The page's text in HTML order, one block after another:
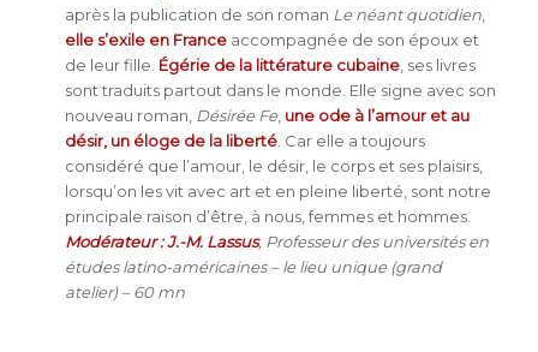
après la publication de son roman Le néant quotidien,
elle s’exile en Franceaccompagnée de son époux et
de leur fille. Égérie de la littérature cubaine, ses livres
sont traduits partout dans le monde. Elle signe avec son
nouveau roman, Désirée Fe, une ode à l’amour et au
désir, un éloge de la liberté. Car elle a toujours
considéré que l’amour, le désir, le corps et ses plaisirs,
lorsqu’on les vit avec art et en pleine liberté, sont notre
principale raison d’être, à nous, femmes et hommes.
Modérateur : J.-M. Lassus, Professeur des universités en
études latino-américaines – lelieu unique (grand
atelier) – 60 mn